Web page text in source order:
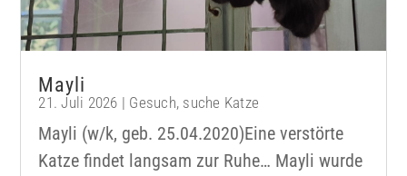
Mayli
21. Juli 2026 | Gesuch, suche Katze
Mayli (w/k, geb. 25.04.2020)Eine verstörte
Katze findet langsam zur Ruhe… Mayli wurde